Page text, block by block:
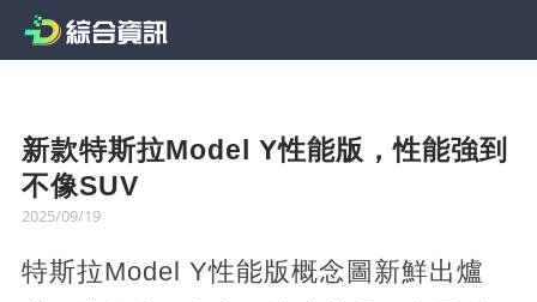
新款特斯拉Model Y性能版，性能強到
不像SUV
2025/09/19
特斯拉Model Y性能版概念圖新鮮出爐